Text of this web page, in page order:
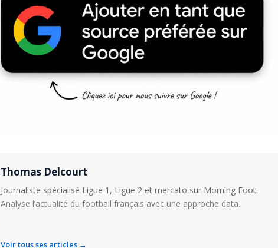
Thomas Delcourt
Journaliste spécialisé Ligue 1, Ligue 2 et mercato sur Morning Foot.